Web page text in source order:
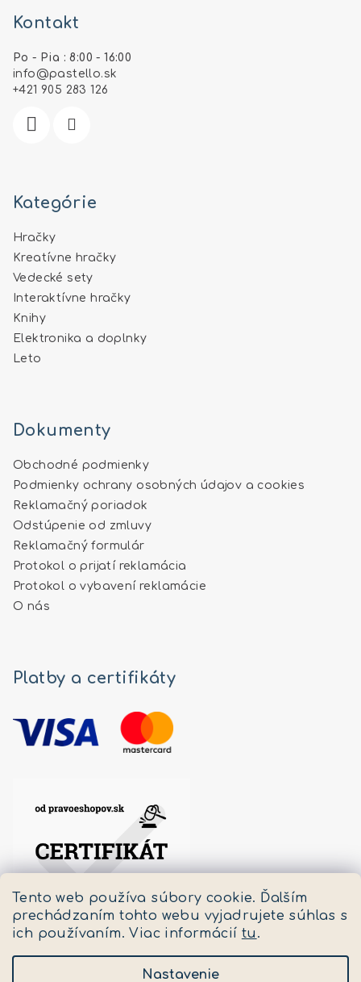
Tento web používa súbory cookie. Ďalším
prechádzaním tohto webu vyjadrujete súhlas s
ich používaním. Viac informácií tu .
Nastavenie
Kontakt
Po - Pia : 8:00 - 16:00
info @pastello.sk
+421 905 283 126
Kategórie
Hračky
Kreatívne hračky
Vedecké sety
Interaktívne hračky
Knihy
Elektronika a doplnky
Leto
Dokumenty
Obchodné podmienky
Podmienky ochrany osobných údajov a cookies
Reklamačný poriadok
Odstúpenie od zmluvy
Reklamačný formulár
Protokol o prijatí reklamácia
Protokol o vybavení reklamácie
O nás
Platby a certifikáty